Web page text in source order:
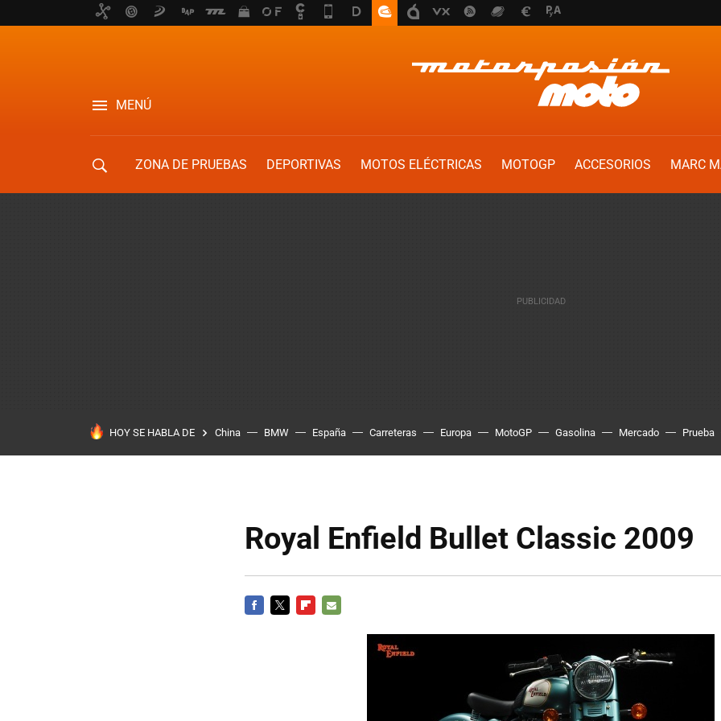
MENÚ
ZONA DE PRUEBAS DEPORTIVAS MOTOS ELÉCTRICAS MOTOGP ACCESORIOS
MARC
HOY SE HABLA DE China BMW España Carreteras Europa MotoGP Gasolina Mercado Prueba
Royal Enfield Bullet Classic 2009